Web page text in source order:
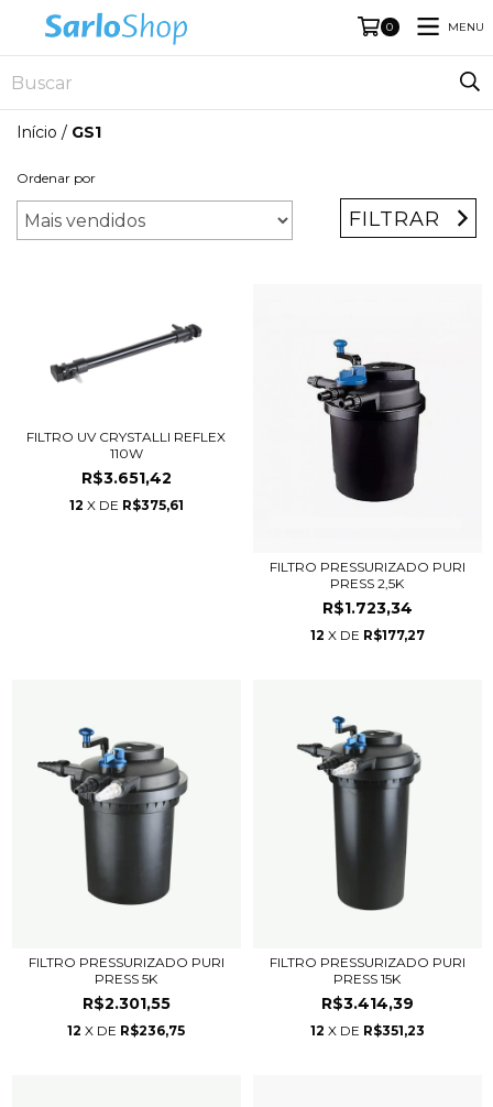
0 MENU
Início / GS1
Ordenar por
FILTRAR
FILTRO UV CRYSTALLI REFLEX
110W
R$3.651,42
12 X DE R$375,61
FILTRO PRESSURIZADO PURI
PRESS 2,5K
R$1.723,34
12 X DE R$177,27
FILTRO PRESSURIZADO PURI
PRESS 5K
R$2.301,55
12 X DE R$236,75
FILTRO PRESSURIZADO PURI
PRESS 15K
R$3.414,39
12 X DE R$351,23